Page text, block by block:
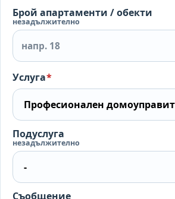
Брой апартаменти / обекти
незадължително
Услуга*
Подуслуга
незадължително
Съобщение